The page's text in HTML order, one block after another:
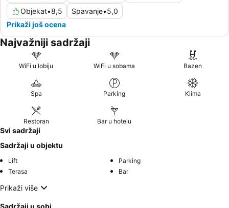
Objekat•8,5 Spavanje•5,0
Prikaži još ocena
Najvažniji sadržaji
WiFi u lobiju WiFi u sobama Bazen
Spa Parking Klima
Restoran Bar u hotelu
Svi sadržaji
Sadržaji u objektu
Lift
Parking
Terasa
Bar
Prikaži više
Sadržaji u sobi